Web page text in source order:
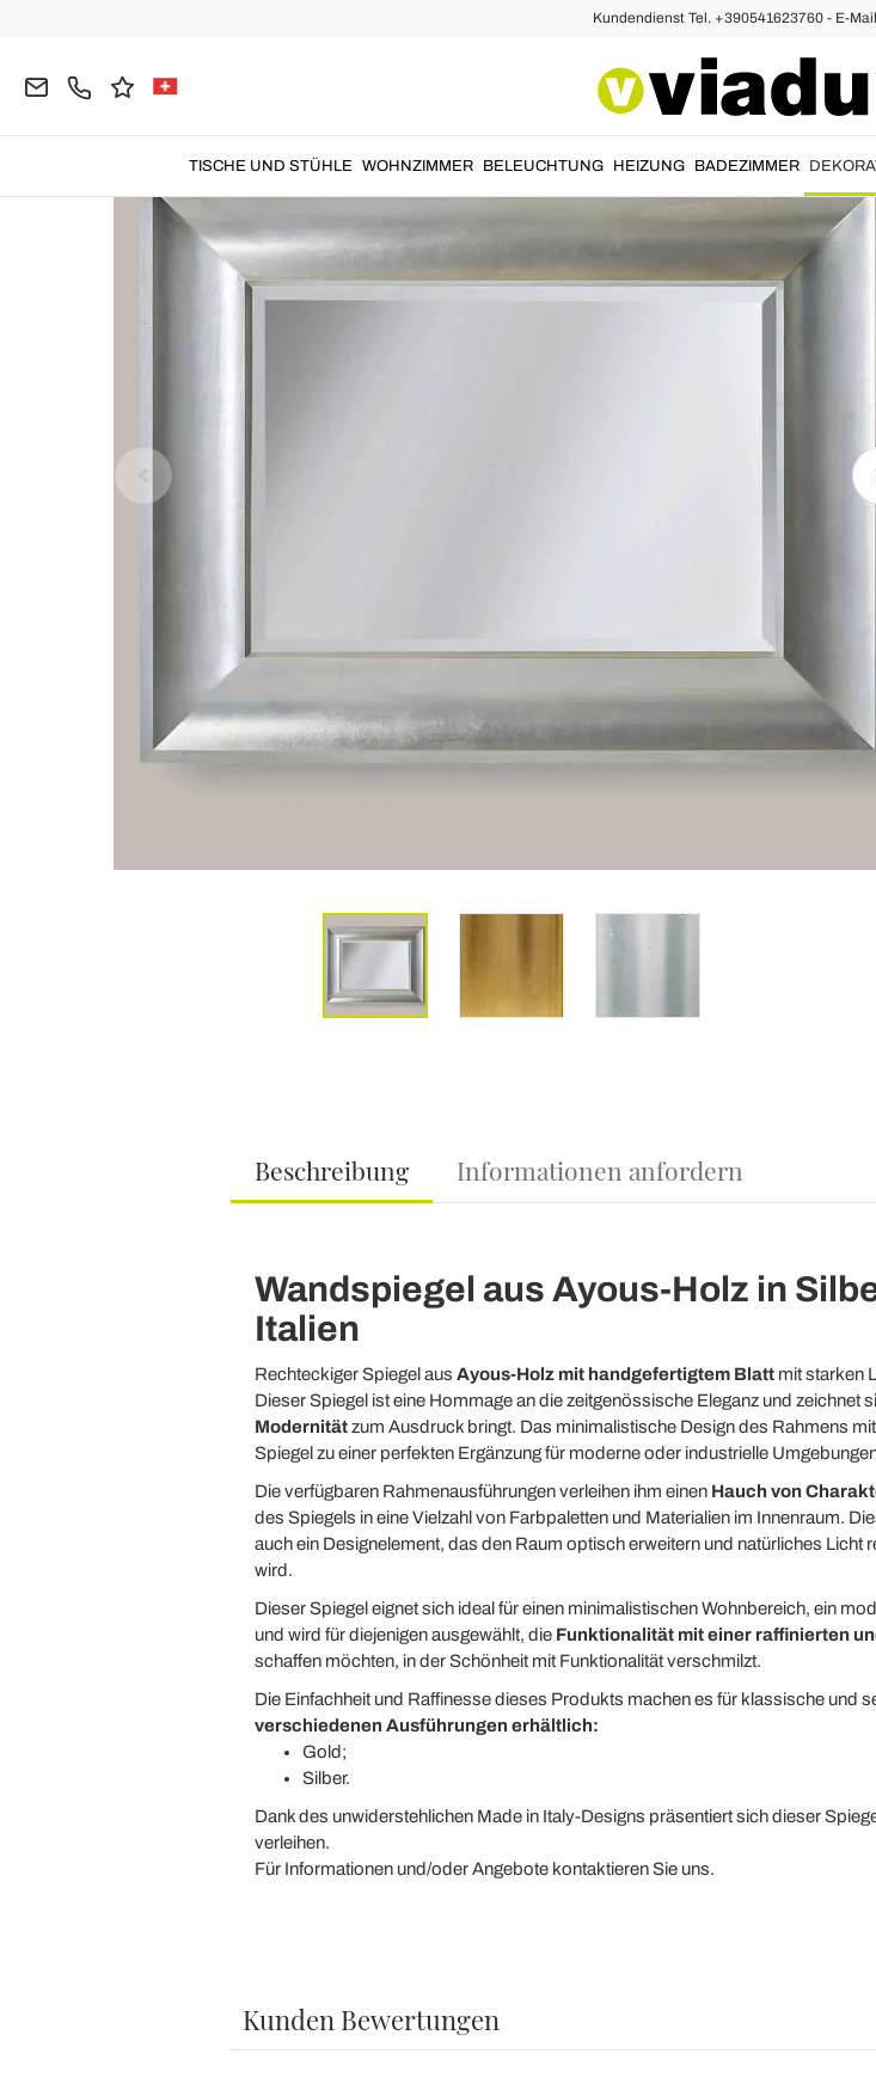
Kundendienst Tel. +390541623760 - E-
TISCHE UND STÜHLE WOHNZIMMER BELEUCHTUNG HEIZUNG BADEZIMMER
Beschreibung Informationen anfordern
Wandspiegel aus Ayous-Holz in
Italien
Rechteckiger Spiegel aus Ayous-Holz mit handgefertigtem Blattmit starken
Dieser Spiegel ist eine Hommage an die zeitgenössische Eleganz und zeichnet
Modernitätzum Ausdruck bringt. Das minimalistische Design des Rahmens
Spiegel zu einer perfekten Ergänzung für moderne oder industrielle
Die verfügbaren Rahmenausführungen verleihen ihm einen Hauch von
des Spiegels in eine Vielzahl von Farbpaletten und Materialien im Innenraum.
auch ein Designelement, das den Raum optisch erweitern und natürliches
wird.
Dieser Spiegel eignet sich ideal für einen minimalistischen Wohnbereich, ein
und wird für diejenigen ausgewählt, die Funktionalität mit einer raffinierten
schaffen möchten, in der Schönheit mit Funktionalität verschmilzt.
Die Einfachheit und Raffinesse dieses Produkts machen es für klassische und
verschiedenen Ausführungen erhältlich:
Gold;
Silber.
Dank des unwiderstehlichen Made in Italy-Designs präsentiert sich dieser
verleihen.
Für Informationen und/oder Angebote kontaktieren Sie uns.
Kunden Bewertungen